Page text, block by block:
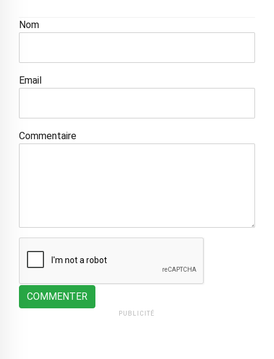
Nom
Email
Commentaire
COMMENTER
PUBLICITÉ